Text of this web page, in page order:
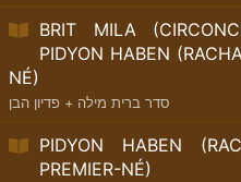
BRIT MILA
PIDYON HABEN
NÉ)
סדר ברית מילה + פדיון הבן
PIDYON HABEN
PREMIER-NÉ)